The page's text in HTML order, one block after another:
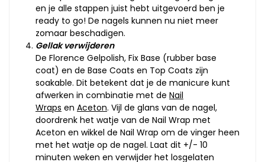
en je alle stappen juist hebt uitgevoerd ben je
ready to go! De nagels kunnen nu niet meer
zomaar beschadigen.
Gellak verwijderen
De Florence Gelpolish, Fix Base (rubber base
coat) en de Base Coats en Top Coats zijn
soakable. Dit betekent dat je de manicure kunt
afwerken in combinatie met de Nail
Wraps en Aceton. Vijl de glans van de nagel,
doordrenk het watje van de Nail Wrap met
Aceton en wikkel de Nail Wrap om de vinger heen
met het watje op de nagel. Laat dit +/- 10
minuten weken en verwijder het losgelaten